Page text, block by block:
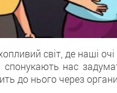
світ, де наші
спонукають нас
до нього через